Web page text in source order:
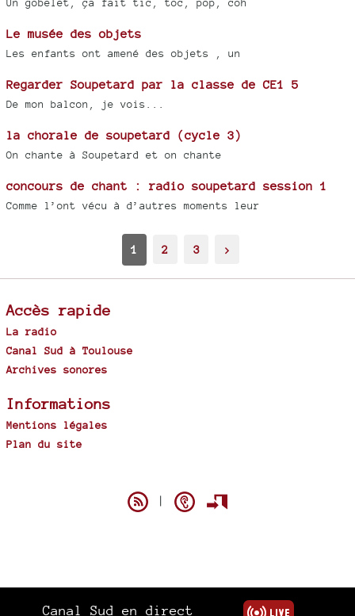
Un gobelet, ça fait tic, toc, pop, coh
Le musée des objets
Les enfants ont amené des objets , un
Regarder Soupetard par la classe de CE1 5
De mon balcon, je vois...
la chorale de soupetard (cycle 3)
On chante à Soupetard et on chante
concours de chant : radio soupetard session 1
Comme l’ont vécu à d’autres moments leur
1 2 3 >
Accès rapide
La radio
Canal Sud à Toulouse
Archives sonores
Informations
Mentions légales
Plan du site
|
Canal Sud en direct